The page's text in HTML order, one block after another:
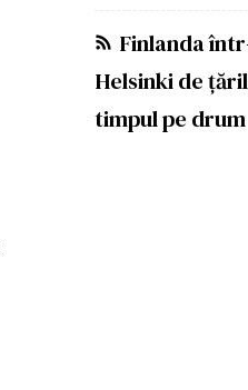
Finlanda
Helsinki de
timpul pe drum